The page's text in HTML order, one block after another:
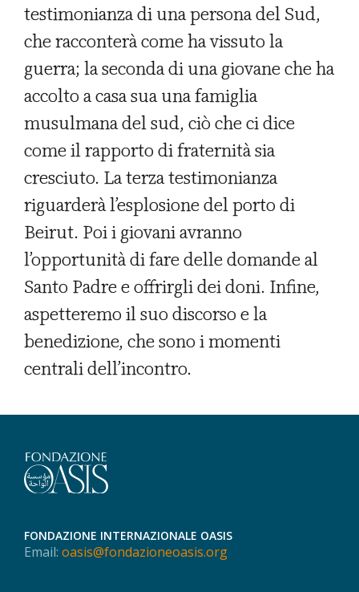
testimonianza di una persona del Sud,
che racconterà come ha vissuto la
guerra; la seconda di una giovane che ha
accolto a casa sua una famiglia
musulmana del sud, ciò che ci dice
come il rapporto di fraternità sia
cresciuto. La terza testimonianza
riguarderà l’esplosione del porto di
Beirut. Poi i giovani avranno
l’opportunità di fare delle domande al
Santo Padre e offrirgli dei doni. Infine,
aspetteremo il suo discorso e la
benedizione, che sono i momenti
centrali dell’incontro.
FONDAZIONE INTERNAZIONALE OASIS
Email: oasis@fondazioneoasis.org